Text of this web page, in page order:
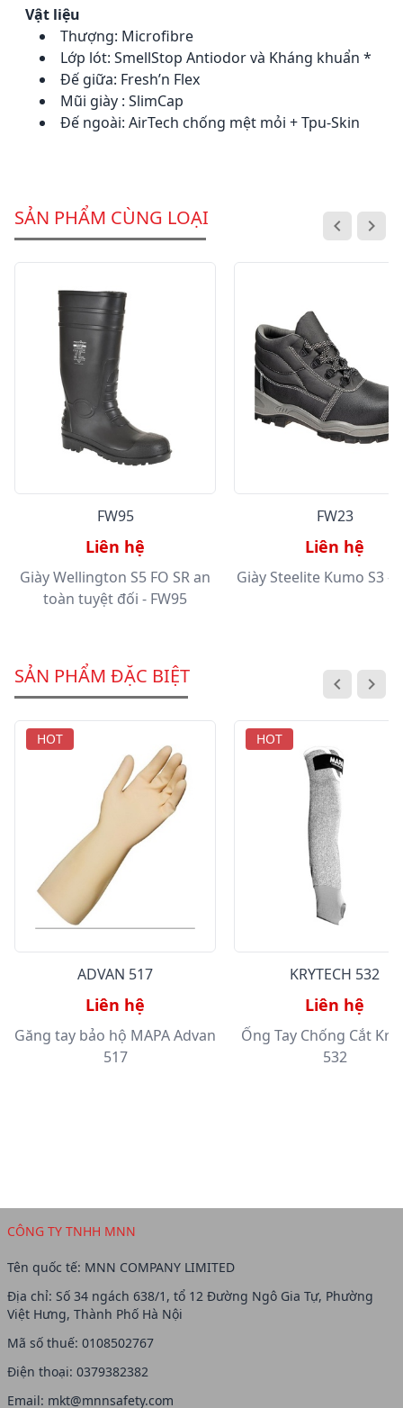
Vật liệu
Thượng: Microfibre
Lớp lót: SmellStop Antiodor và Kháng khuẩn *
Đế giữa: Fresh’n Flex
Mũi giày : SlimCap
Đế ngoài: AirTech chống mệt mỏi + Tpu-Skin
SẢN PHẨM CÙNG LOẠI
FW95
Liên hệ
Giày Wellington S5 FO SR an
toàn tuyệt đối - FW95
FW23
Liên hệ
Giày Steelite Kumo S3 -
SẢN PHẨM ĐẶC BIỆT
HOT
ADVAN 517
Liên hệ
Găng tay bảo hộ MAPA Advan
517
HOT
KRYTECH 532
Liên hệ
Ống Tay Chống Cắt
532
CÔNG TY TNHH MNN
Tên quốc tế: MNN COMPANY LIMITED
Địa chỉ: Số 34 ngách 638/1, tổ 12 Đường Ngô Gia Tự, Phường
Việt Hưng, Thành Phố Hà Nội
Mã số thuế: 0108502767
Điện thoại: 0379382382
Email: mkt@mnnsafety.com